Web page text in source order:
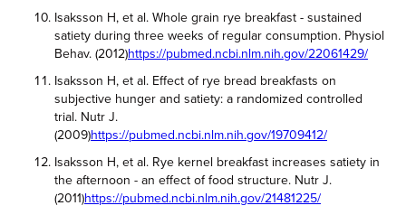
Isaksson H, et al. Whole grain rye breakfast - sustained
satiety during three weeks of regular consumption. Physiol
Behav. (2012)https://pubmed.ncbi.nlm.nih.gov/22061429/
Isaksson H, et al. Effect of rye bread breakfasts on
subjective hunger and satiety: a randomized controlled
trial. Nutr J.
(2009)https://pubmed.ncbi.nlm.nih.gov/19709412/
Isaksson H, et al. Rye kernel breakfast increases satiety in
the afternoon - an effect of food structure. Nutr J.
(2011)https://pubmed.ncbi.nlm.nih.gov/21481225/